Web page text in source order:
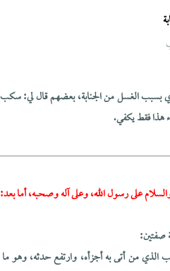
بسبب الغسل من الجنابة، بعضهم قال لي:
هذا فقط يكفي.
على رسول الله، وعلى آله وصحبه، أما بعد:
صفتين:
الذي من أتى به أجزأه، وارتفع حدثه، وهو